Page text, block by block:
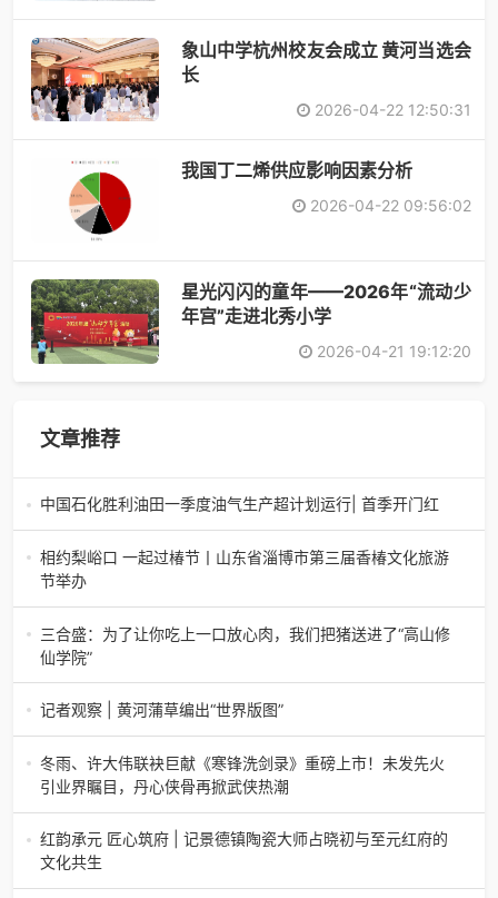
象山中学杭州校友会成立 黄河当选会
长
2026-04-22 12:50:31
​我国丁二烯供应影响因素分析
2026-04-22 09:56:02
星光闪闪的童年——2026年“流动少
年宫”走进北秀小学
2026-04-21 19:12:20
文章推荐
中国石化胜利油田一季度油气生产超计划运行| 首季开门红
中国石化胜利油田一季度油气生产超计划运行| 首季开门红济
南电（记者 瑞夫 胜宣）2026年一季度，中国石化胜利油田
生产原油585.86万吨，天
相约梨峪口 一起过椿节丨山东省淄博市第三届香椿文化旅游
节举办
相约梨峪口 一起过椿节丨山东省淄博市第三届香椿文化旅游
节举办济南电（记者 瑞夫）4月18日，山东省淄博市第三届
香椿文化旅游节暨党建
三合盛：为了让你吃上一口放心肉，我们把猪送进了“高山修
仙学院”
三合盛：为了让你吃上一口放心肉，我们把猪送进了“高山修
仙学院”很多人问我，现在的生鲜赛道已经卷成麻花了，为什
记者观察 | 黄河蒲草编出“世界版图”
记者观察 | 黄河蒲草编出“世界版图”山东高青农妇的30年“草
根逆袭”路济南电（记者 瑞夫 王克军 郭克烁）一根黄河滩上
的蒲草，能走多
冬雨、许大伟联袂巨献《寒锋洗剑录》重磅上市！未发先火
引业界瞩目，丹心侠骨再掀武侠热潮
【新书首发】冬雨、许大伟联袂巨献《寒锋洗剑录》重磅上
市！未发先火引业界瞩目，丹心侠骨再掀武侠热潮（文/梵
可）近日，备受业界与读者双
红韵承元 匠心筑府 | 记景德镇陶瓷大师占晓初与至元红府的
文化共生
（中国晨报头条讯）景德镇的窑火，千年不熄，淬炼出无数